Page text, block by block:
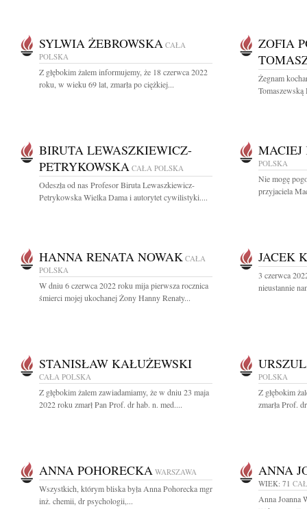
SYLWIA ŻEBROWSKA CAŁA
POLSKA
Z głębokim żalem informujemy, że 18 czerwca 2022
roku, w wieku 69 lat, zmarła po ciężkiej...
ZOFIA
Żegnam
BIRUTA LEWASZKIEWICZ-
PETRYKOWSKA CAŁA POLSKA
Odeszła od nas Profesor Biruta Lewaszkiewicz-
Petrykowska Wielka Dama i autorytet cywilistyki....
MACIEJ
POLSKA
Nie mogę
przyjaciela
HANNA RENATA NOWAK CAŁA
POLSKA
W dniu 6 czerwca 2022 roku mija pierwsza rocznica
śmierci mojej ukochanej Żony Hanny Renaty...
JACEK
3 czerwca
nieustannie
STANISŁAW KAŁUŻEWSKI
CAŁA POLSKA
Z głębokim żalem zawiadamiamy, że w dniu 23 maja
2022 roku zmarł Pan Prof. dr hab. n. med....
POLSKA
Z głębokim
zmarła Prof.
ANNA POHORECKA WARSZAWA
Wszystkich, którym bliska była Anna Pohorecka mgr
inż. chemii, dr psychologii,...
ANNA
WIEK: 71
Anna Joanna